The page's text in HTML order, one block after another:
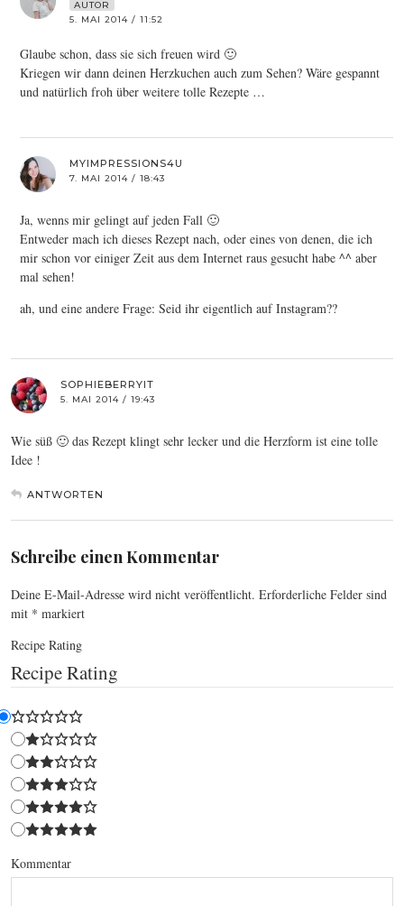
AUTOR
5. MAI 2014 / 11:52
Glaube schon, dass sie sich freuen wird 🙂
Kriegen wir dann deinen Herzkuchen auch zum Sehen? Wäre gespannt
und natürlich froh über weitere tolle Rezepte …
MYIMPRESSIONS4U
7. MAI 2014 / 18:43
Ja, wenns mir gelingt auf jeden Fall 🙂
Entweder mach ich dieses Rezept nach, oder eines von denen, die ich
mir schon vor einiger Zeit aus dem Internet raus gesucht habe ^^ aber
mal sehen!
ah, und eine andere Frage: Seid ihr eigentlich auf Instagram??
SOPHIEBERRYIT
5. MAI 2014 / 19:43
Wie süß 🙂 das Rezept klingt sehr lecker und die Herzform ist eine tolle
Idee !
ANTWORTEN
Schreibe einen Kommentar
Deine E-Mail-Adresse wird nicht veröffentlicht. Erforderliche Felder sind
mit * markiert
Recipe Rating
Recipe Rating
Kommentar